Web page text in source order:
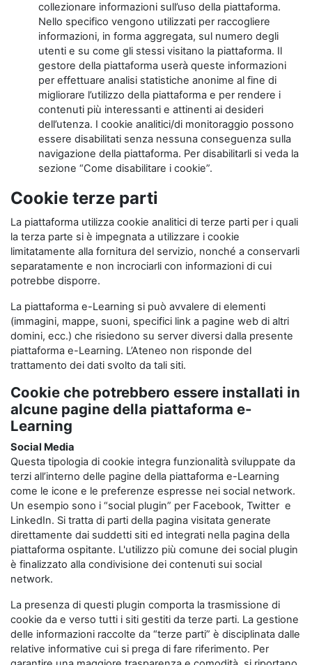
collezionare informazioni sull’uso della piattaforma.
Nello specifico vengono utilizzati per raccogliere
informazioni, in forma aggregata, sul numero degli
utenti e su come gli stessi visitano la piattaforma. Il
gestore della piattaforma userà queste informazioni
per effettuare analisi statistiche anonime al fine di
migliorare l’utilizzo della piattaforma e per rendere i
contenuti più interessanti e attinenti ai desideri
dell’utenza. I cookie analitici/di monitoraggio possono
essere disabilitati senza nessuna conseguenza sulla
navigazione della piattaforma. Per disabilitarli si veda la
sezione “Come disabilitare i cookie”.
Cookie terze parti
La piattaforma utilizza cookie analitici di terze parti per i quali
la terza parte si è impegnata a utilizzare i cookie
limitatamente alla fornitura del servizio, nonché a conservarli
separatamente e non incrociarli con informazioni di cui
potrebbe disporre.
La piattaforma e-Learning si può avvalere di elementi
(immagini, mappe, suoni, specifici link a pagine web di altri
domini, ecc.) che risiedono su server diversi dalla presente
piattaforma e-Learning. L’Ateneo non risponde del
trattamento dei dati svolto da tali siti.
Cookie che potrebbero essere installati in
alcune pagine della piattaforma e-
Learning
Social Media
Questa tipologia di cookie integra funzionalità sviluppate da
terzi all’interno delle pagine della piattaforma e-Learning
come le icone e le preferenze espresse nei social network.
Un esempio sono i “social plugin” per Facebook, Twitter e
LinkedIn. Si tratta di parti della pagina visitata generate
direttamente dai suddetti siti ed integrati nella pagina della
piattaforma ospitante. L'utilizzo più comune dei social plugin
è finalizzato alla condivisione dei contenuti sui social
network.
La presenza di questi plugin comporta la trasmissione di
cookie da e verso tutti i siti gestiti da terze parti. La gestione
delle informazioni raccolte da “terze parti” è disciplinata dalle
relative informative cui si prega di fare riferimento. Per